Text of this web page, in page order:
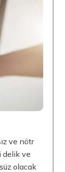
ve nötr
delik ve
olacak